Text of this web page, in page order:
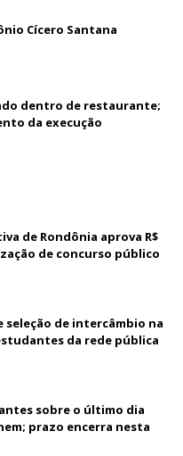
Cícero Santana
dentro de restaurante;
da execução
de Rondônia aprova R$
de concurso público
seleção de intercâmbio na
da rede pública
sobre o último dia
prazo encerra nesta